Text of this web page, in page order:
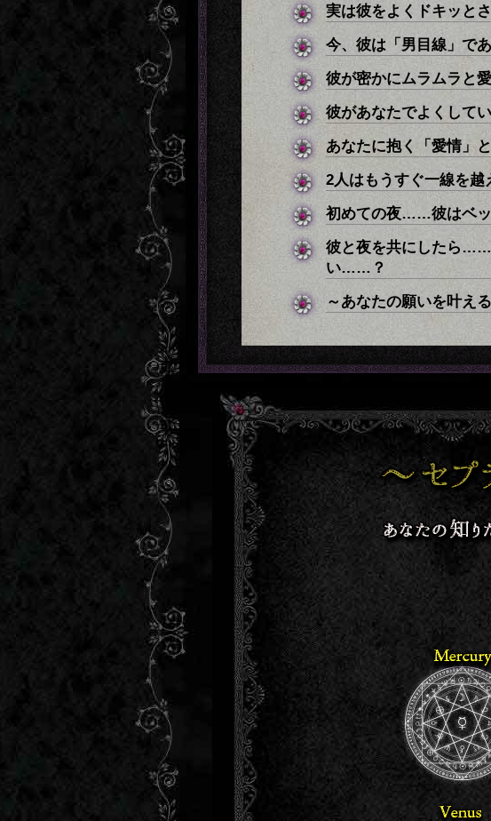
実は彼をよくドキッと
今、彼は「男目線」で
彼が密かにムラムラと
彼があなたでよくして
あなたに抱く「愛情」
2人はもうすぐ一線を
初めての夜……彼はベッ
彼と夜を共にしたら
い……？
～あなたの願いを叶え